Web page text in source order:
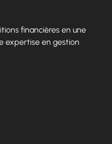
financières en une
expertise en gestion